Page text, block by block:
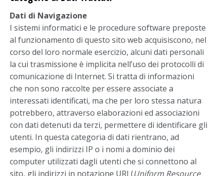
Dati di Navigazione
I sistemi informatici e le procedure software preposte
al funzionamento di questo sito web acquisiscono, nel
corso del loro normale esercizio, alcuni dati personali
la cui trasmissione è implicita nell’uso dei protocolli di
comunicazione di Internet. Si tratta di informazioni
che non sono raccolte per essere associate a
interessati identificati, ma che per loro stessa natura
potrebbero, attraverso elaborazioni ed associazioni
con dati detenuti da terzi, permettere di identificare gli
utenti. In questa categoria di dati rientrano, ad
esempio, gli indirizzi IP o i nomi a dominio dei
computer utilizzati dagli utenti che si connettono al
sito, gli indirizzi in notazione URI (Uniform Resource